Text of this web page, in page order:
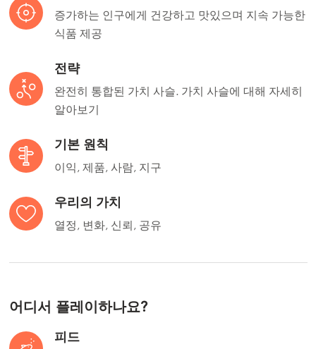
증가하는 인구에게 건강하고 맛있으며 지속 가능한
식품 제공
전략
완전히 통합된 가치 사슬. 가치 사슬에 대해 자세히
알아보기
기본 원칙
이익, 제품, 사람, 지구
우리의 가치
열정, 변화, 신뢰, 공유
어디서 플레이하나요?
피드